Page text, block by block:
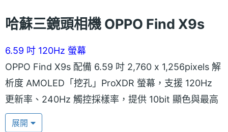
哈蘇三鏡頭相機 OPPO Find X9s
6.59 吋 120Hz 螢幕
OPPO Find X9s 配備 6.59 吋 2,760 x 1,256pixels 解
析度 AMOLED「挖孔」ProXDR 螢幕，支援 120Hz
更新率、240Hz 觸控採樣率，提供 10bit 顯色與最高
1,800nits 高亮度模式，具備 Dolby Vision 杜比視
展開